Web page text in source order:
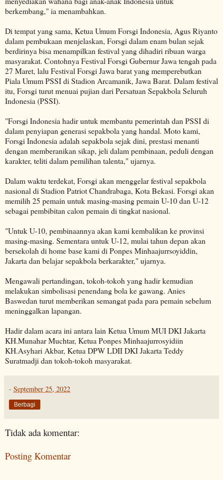
berkembang," ia menambahkan.
Di tempat yang sama, Ketua Umum Forsgi Indonesia, Agus Riyanto
dalam pembukaan menjelaskan, Forsgi dalam enam bulan sejak
berdirinya bisa menampilkan festival yang dihadiri ribuan warga
masyarakat. Contohnya Festival Forsgi Gubernur Jawa tengah pada
27 Maret, lalu Festival Forsgi Jawa barat yang memperebutkan
Piala Umum PSSI di Stadion Arcamanik, Jawa Barat. Dalam festival
itu, Forsgi turut menuai pujian dari Persatuan Sepakbola Seluruh
Indonesia (PSSI).
"Forsgi Indonesia hadir untuk membantu pemerintah dan PSSI di
dalam penyiapan generasi sepakbola yang handal. Moto kami,
Forsgi Indonesia adalah sepakbola sejak dini, prestasi menanti
dengan memberanikan sikap, jeli dalam pembinaan, peduli dengan
karakter, teliti dalam pemilihan talenta," ujarnya.
Dalam waktu terdekat, Forsgi akan menggelar festival sepakbola
nasional di Stadion Patriot Chandrabaga, Kota Bekasi. Forsgi akan
memilih 25 pemain untuk masing-masing pemain U-10 dan U-12
sebagai pembibitan calon pemain di tingkat nasional.
"Untuk U-10, pembinaannya akan kami kembalikan ke provinsi
masing-masing. Sementara untuk U-12, mulai tahun depan akan
bersekolah di home base kami di Ponpes Minhaajurrsoyiddin,
Jakarta dan belajar sepakbola berkarakter," ujarnya.
Mengawali pertandingan, tokoh-tokoh yang hadir kemudian
melakukan simbolisasi penendang bola ke gawang. Anies
Baswedan turut memberikan semangat pada para pemain sebelum
meninggalkan lapangan.
Hadir dalam acara ini antara lain Ketua Umum MUI DKI Jakarta
KH.Munahar Muchtar, Ketua Ponpes Minhaajurrosyidiin
KH.Asyhari Akbar, Ketua DPW LDII DKI Jakarta Teddy
Suratmadji dan tokoh-tokoh masyarakat.
- September 25, 2022
Berbagi
Tidak ada komentar:
Posting Komentar